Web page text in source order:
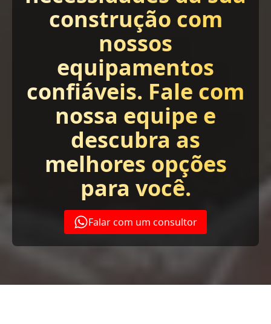
construção com
nossos
equipamentos
confiáveis. Fale com
nossa equipe e
descubra as
melhores opções
para você.
Falar com um consultor